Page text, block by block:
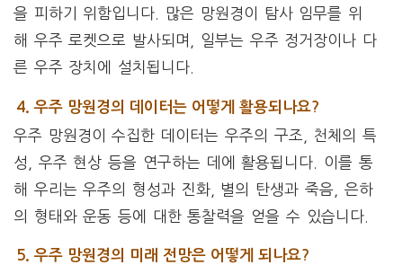
을 피하기 위함입니다. 많은 망원경이 탐사 임무를 위
해 우주 로켓으로 발사되며, 일부는 우주 정거장이나 다
른 우주 장치에 설치됩니다.
4. 우주 망원경의 데이터는 어떻게 활용되나요?
우주 망원경이 수집한 데이터는 우주의 구조, 천체의 특
성, 우주 현상 등을 연구하는 데에 활용됩니다. 이를 통
해 우리는 우주의 형성과 진화, 별의 탄생과 죽음, 은하
의 형태와 운동 등에 대한 통찰력을 얻을 수 있습니다.
5. 우주 망원경의 미래 전망은 어떻게 되나요?